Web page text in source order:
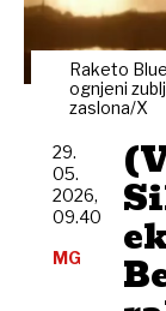
Raketo
ognjeni
zaslona/X
29.
05.
2026,
09.40
MG